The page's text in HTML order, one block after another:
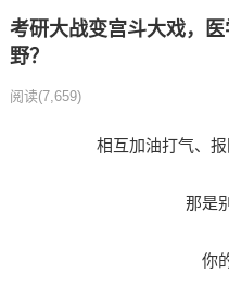
考研大战变宫斗大戏，
野？
阅读(7,659)
相互加油打气、
那是
你